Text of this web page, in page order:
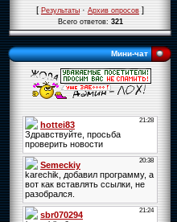
[Результаты·Архив опросов]
Всего ответов:321
Мини-чат